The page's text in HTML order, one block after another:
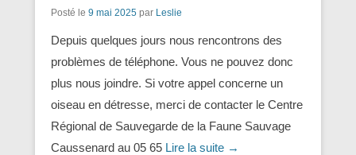
Posté le 9 mai 2025 par Leslie
Depuis quelques jours nous rencontrons des
problèmes de téléphone. Vous ne pouvez donc
plus nous joindre. Si votre appel concerne un
oiseau en détresse, merci de contacter le Centre
Régional de Sauvegarde de la Faune Sauvage
Caussenard au 05 65 Lire la suite →